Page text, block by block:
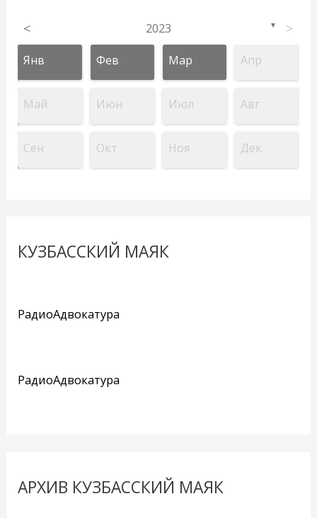
< 2023 ▼ >
Янв Фев Мар Апр
Май Июн Июл Авг
Сен Окт Ноя Дек
КУЗБАССКИЙ МАЯК
РадиоАдвокатура
РадиоАдвокатура
АРХИВ КУЗБАССКИЙ МАЯК